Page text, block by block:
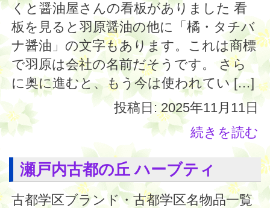
くと醤油屋さんの看板がありました 看
板を見ると羽原醤油の他に「橘・タチバ
ナ醤油」の文字もあります。これは商標
で羽原は会社の名前だそうです。 さら
に奥に進むと、もう今は使われてい […]
投稿日: 2025年11月11日
続きを読む
瀬戸内古都の丘 ハーブティ
古都学区ブランド・古都学区名物品一覧